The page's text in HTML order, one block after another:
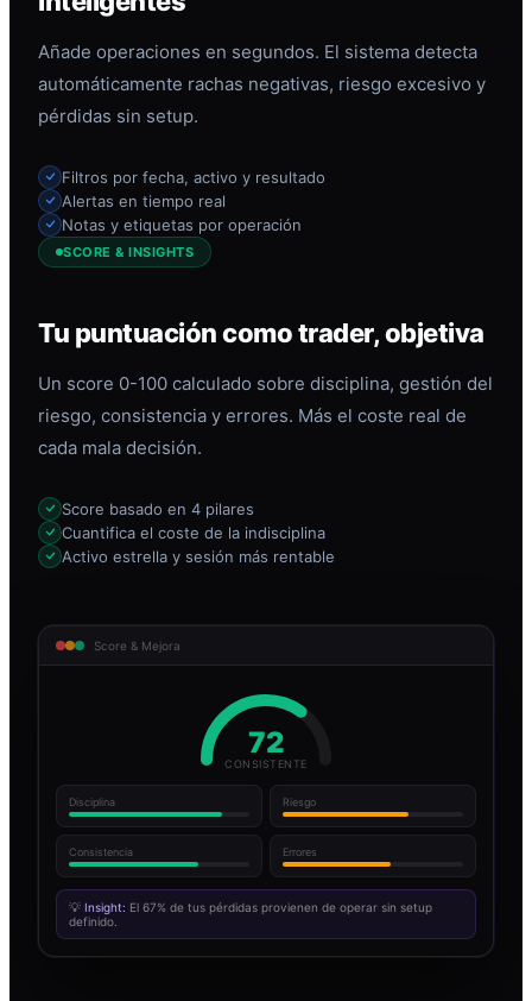
Añade operaciones en segundos. El sistema detecta
automáticamente rachas negativas, riesgo excesivo y
pérdidas sin setup.
Filtros por fecha, activo y resultado
Alertas en tiempo real
Notas y etiquetas por operación
SCORE & INSIGHTS
Tu puntuación como trader, objetiva
Un score 0-100 calculado sobre disciplina, gestión del
riesgo, consistencia y errores. Más el coste real de
cada mala decisión.
Score basado en 4 pilares
Cuantifica el coste de la indisciplina
Activo estrella y sesión más rentable
Score & Mejora
72
CONSISTENTE
Disciplina Riesgo
Consistencia Errores
💡 Insight: El 67% de tus pérdidas provienen de operar sin setup
definido.